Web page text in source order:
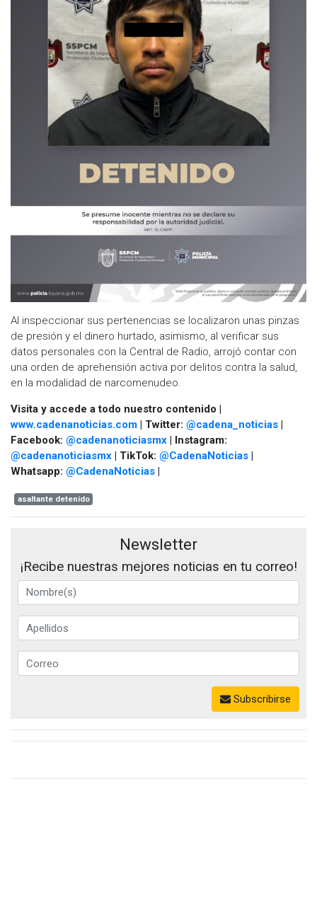
Al inspeccionar sus pertenencias se localizaron unas pinzas
de presión y el dinero hurtado, asimismo, al verificar sus
datos personales con la Central de Radio, arrojó contar con
una orden de aprehensión activa por delitos contra la salud,
en la modalidad de narcomenudeo.
Visita y accede a todo nuestro contenido |
www.cadenanoticias.com | Twitter: @cadena_noticias |
Facebook: @cadenanoticiasmx | Instagram:
@cadenanoticiasmx | TikTok: @CadenaNoticias |
Whatsapp: @CadenaNoticias |
asaltante detenido
Newsletter
¡Recibe nuestras mejores noticias en tu correo!
Subscribirse